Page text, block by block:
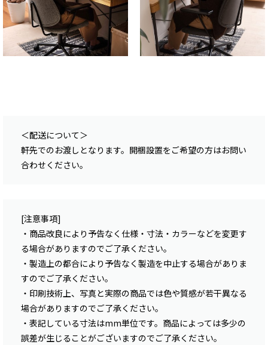
＜配送について＞
軒先でのお渡しとなります。開梱設置をご希望の方はお問い
合わせください。
[注意事項]
・商品改良により予告なく仕様・寸法・カラーなどを変更す
る場合がありますのでご了承ください。
・製造上の都合により予告なく製造を中止する場合がありま
すのでご了承ください。
・印刷技術上、写真と実際の商品では色や質感が若干異なる
場合がありますのでご了承ください。
・表記している寸法はmm単位です。商品によっては多少の
誤差が生じることがございますのでご了承ください。